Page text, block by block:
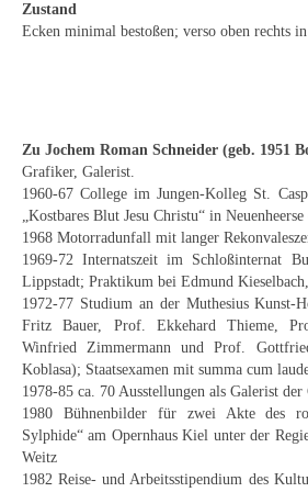
Hermann Dieste
Ferdinand Springer
Arne Siegfried
Curt Wittenbecher
Weitere Künstler nach
Unbekannt
Autographen / Dokumente
Herkunft & Wirkungsstätte
Berliner Künstler
Zustand
Ecken minimal bestoßen; verso oben rechts
Zu Jochem Roman Schneider (geb. 1951
Grafiker, Galerist.
1960-67 College im Jungen-Kolleg St.
„Kostbares Blut Jesu Christu“ in
1968 Motorradunfall mit langer
1969-72 Internatszeit im Schloßinternat
Lippstadt; Praktikum bei Edmund
1972-77 Studium an der Muthesius Kunst-
Fritz Bauer, Prof. Ekkehard Thieme,
Winfried Zimmermann und Prof.
Koblasa); Staatsexamen mit summa cum
1978-85 ca. 70 Ausstellungen als Galerist
1980 Bühnenbilder für zwei Akte des
Sylphide“ am Opernhaus Kiel unter der
Weitz
1982 Reise- und Arbeitsstipendium des